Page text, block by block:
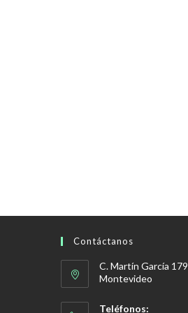
Contáctanos
C. Martín García
Montevideo
Teléfonos: